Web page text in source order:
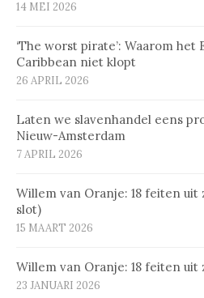
14 MEI 2026
‘The worst pirate’: Waarom
Caribbean niet klopt
26 APRIL 2026
Laten we slavenhandel eens
Nieuw-Amsterdam
7 APRIL 2026
Willem van Oranje: 18 feiten uit
slot)
15 MAART 2026
Willem van Oranje: 18 feiten uit
23 JANUARI 2026